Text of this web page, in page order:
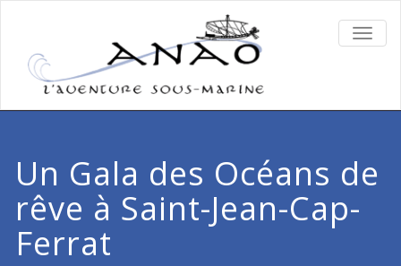
Un Gala des Océans de
rêve à Saint-Jean-Cap-
Ferrat